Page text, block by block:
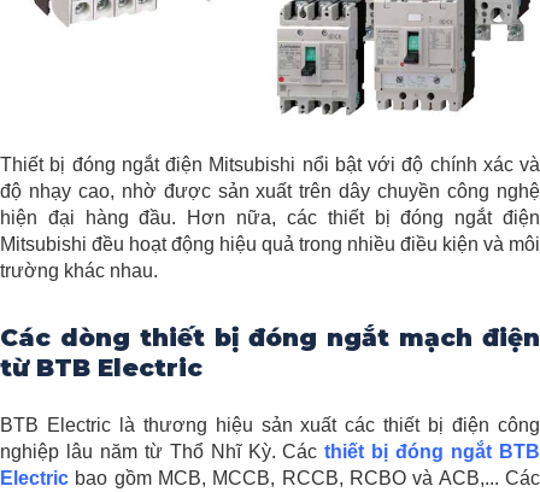
Thiết bị đóng ngắt điện Mitsubishi nổi bật với độ chính xác và
độ nhạy cao, nhờ được sản xuất trên dây chuyền công nghệ
hiện đại hàng đầu. Hơn nữa, các thiết bị đóng ngắt điện
Mitsubishi đều hoạt động hiệu quả trong nhiều điều kiện và môi
trường khác nhau.
Các dòng thiết bị đóng ngắt mạch điện
từ BTB Electric
BTB Electric là thương hiệu sản xuất các thiết bị điện công
nghiệp lâu năm từ Thổ Nhĩ Kỳ. Cácthiết bị đóng ngắt BTB
Electric bao gồm MCB, MCCB, RCCB, RCBO và ACB,... Các